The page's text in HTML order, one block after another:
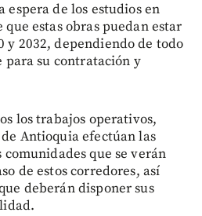
espera de los estudios en
estas obras puedan estar
y 2032, dependiendo de todo
para su contratación y
los trabajos operativos,
Antioquia efectúan las
que se verán
de estos corredores, así
deberán disponer sus